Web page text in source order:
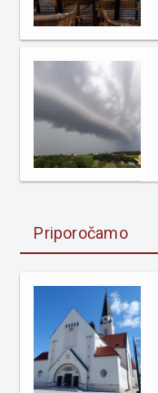
Priporočamo